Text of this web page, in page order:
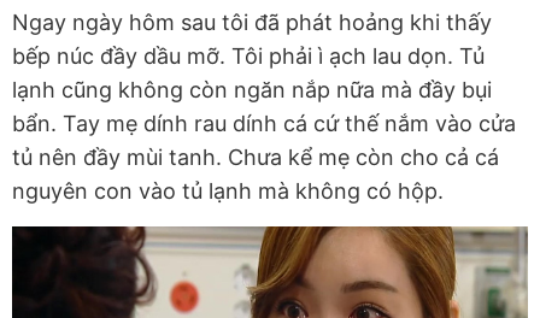
Ngay ngày hôm sau tôi đã phát hoảng khi thấy
bếp núc đầy dầu mỡ. Tôi phải ì ạch lau dọn. Tủ
lạnh cũng không còn ngăn nắp nữa mà đầy bụi
bẩn. Tay mẹ dính rau dính cá cứ thế nắm vào cửa
tủ nên đầy mùi tanh. Chưa kể mẹ còn cho cả cá
nguyên con vào tủ lạnh mà không có hộp.